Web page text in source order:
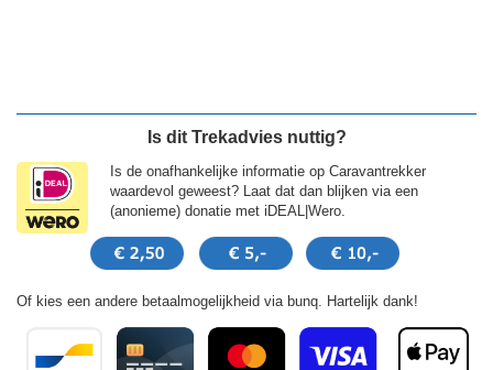
Is dit Trekadvies nuttig?
Is de onafhankelijke informatie op Caravantrekker
waardevol geweest? Laat dat dan blijken via een
(anonieme) donatie met iDEAL|Wero.
Of kies een andere betaalmogelijkheid via bunq. Hartelijk dank!